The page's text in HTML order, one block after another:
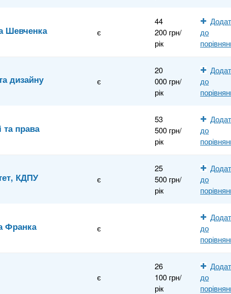
Шевченка є
44
200 грн/
рік
до
дизайну є
20
000 грн/
рік
до
та права
53
500 грн/
рік
до
КДПУ є
25
500 грн/
рік
до
Франка є
до
є
26
100 грн/
рік
до